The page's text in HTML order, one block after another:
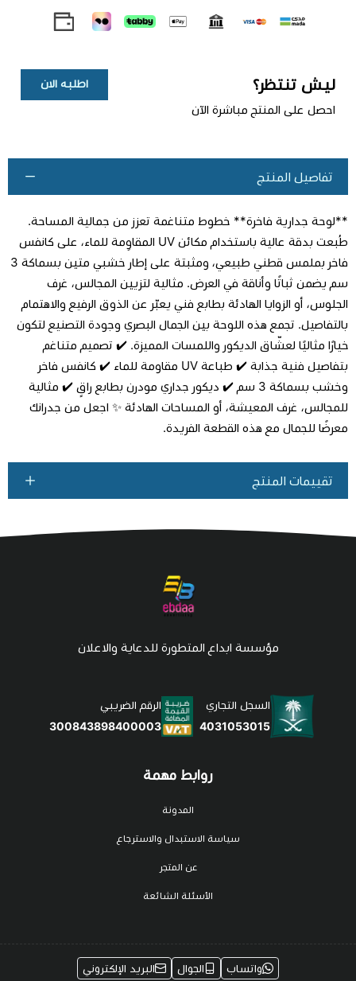
ليش تنتظر؟
احصل على المنتج مباشرة الآن
اطلبه الان
اطلب المنتج
تفاصيل المنتج
**لوحة جدارية فاخرة** خطوط متناغمة تعزز من جمالية المساحة.
طُبعت بدقة عالية باستخدام مكائن UV المقاوِمة للماء، على كانفس
فاخر بملمس قطني طبيعي، ومثبتة على إطار خشبي متين بسماكة 3
سم يضمن ثباتًا وأناقة في العرض. مثالية لتزيين المجالس، غرف
الجلوس، أو الزوايا الهادئة بطابع فني يعبّر عن الذوق الرفيع والاهتمام
بالتفاصيل. تجمع هذه اللوحة بين الجمال البصري وجودة التصنيع لتكون
خيارًا مثاليًا لعشّاق الديكور واللمسات المميزة. ✔️ تصميم متناغم
بتفاصيل فنية جذابة ✔️ طباعة UV مقاومة للماء ✔️ كانفس فاخر
وخشب بسماكة 3 سم ✔️ ديكور جداري مودرن بطابع راقٍ ✔️ مثالية
للمجالس، غرف المعيشة، أو المساحات الهادئة ✨ اجعل من جدرانك
معرضًا للجمال مع هذه القطعة الفريدة.
تقييمات المنتج
روابط مهمة
المدونة
سياسة الاستبدال والاسترجاع
عن المتجر
الأسئلة الشائعة
مؤسسة ابداع المتطورة للدعاية والاعلان
السجل التجاري
4031053015
الرقم الضريبي
300843898400003
واتساب الجوال البريد الإلكتروني